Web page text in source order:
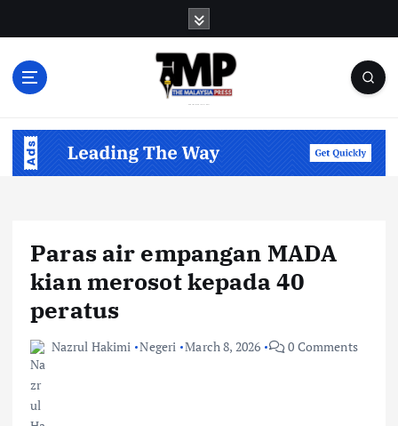
Paras air empangan MADA
kian merosot kepada 40
peratus
Nazrul Hakimi Negeri March 8, 2026 0 Comments